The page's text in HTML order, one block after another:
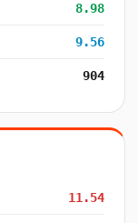
8.98
9.56
904
11.54